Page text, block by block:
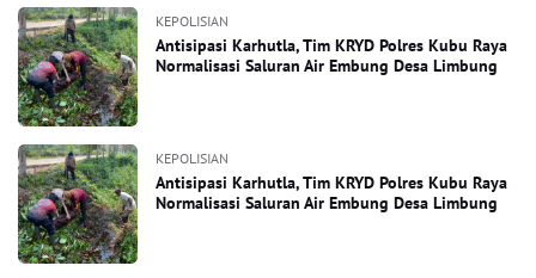
KEPOLISIAN
Antisipasi Karhutla, Tim KRYD Polres Kubu Raya
Normalisasi Saluran Air Embung Desa Limbung
KEPOLISIAN
Antisipasi Karhutla, Tim KRYD Polres Kubu Raya
Normalisasi Saluran Air Embung Desa Limbung